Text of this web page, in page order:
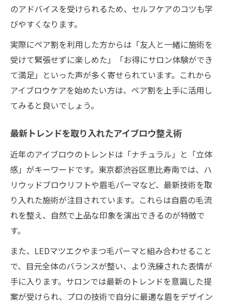
のアドバイスを受けられるため、セルフケアのコツも学
びやすくなります。
実際にペア割を利用した方からは「友人と一緒に施術を
受けて緊張せずに楽しめた」「お得にサロン体験ができ
て満足」といった声が多く寄せられています。これから
アイブロウケアを始めたい方は、ペア割を上手に活用し
てみると良いでしょう。
最新トレンドを取り入れたアイブロウ整え術
近年のアイブロウのトレンドは「ナチュラル」と「立体
感」がキーワードです。東京都渋谷区恵比寿南では、ハ
リウッドブロウリフトや眉毛パーマなど、最新技術を取
り入れた施術が注目されています。これらは自眉の毛流
れを整え、自然で上品な印象を演出できるのが特徴で
す。
また、LEDマツエクやまつ毛パーマと組み合わせること
で、目元全体のバランスが整い、より洗練された表情が
手に入ります。サロンでは最新のトレンドを意識した提
案が受けられ、プロの技術で自分に最適な眉をデザイン